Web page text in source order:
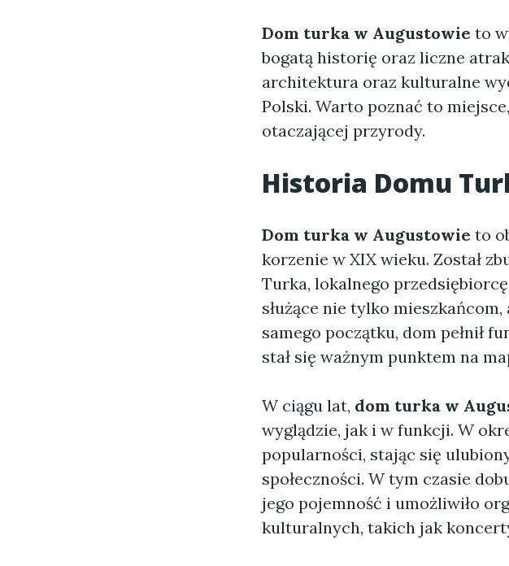
Dom turka w Augustowie to
bogatą historię oraz liczne
architektura oraz kulturalne
Polski. Warto poznać to
otaczającej przyrody.
Historia Domu
Dom turka w Augustowie to
korzenie w XIX wieku. Został
Turka, lokalnego
służące nie tylko
samego początku, dom pełnił
stał się ważnym punktem na
W ciągu lat, dom turka w
wyglądzie, jak i w funkcji. W
popularności, stając się
społeczności. W tym czasie
jego pojemność i umożliwiło
kulturalnych, takich jak